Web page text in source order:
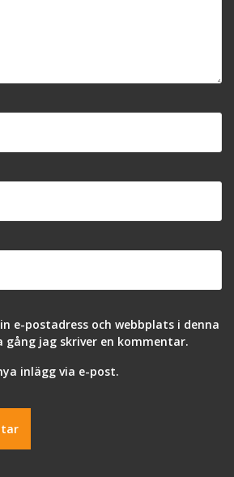
e-postadress och webbplats i denna
jag skriver en kommentar.
inlägg via e-post.